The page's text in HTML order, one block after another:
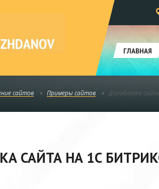
ГЛАВНАЯ
сайтов Примеры сайтов Доработка
САЙТА НА 1С